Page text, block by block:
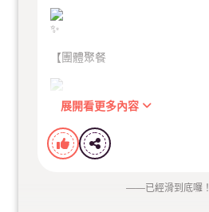
【團體聚餐
優惠內容】
展開看更多內容
——已經滑到底囉！